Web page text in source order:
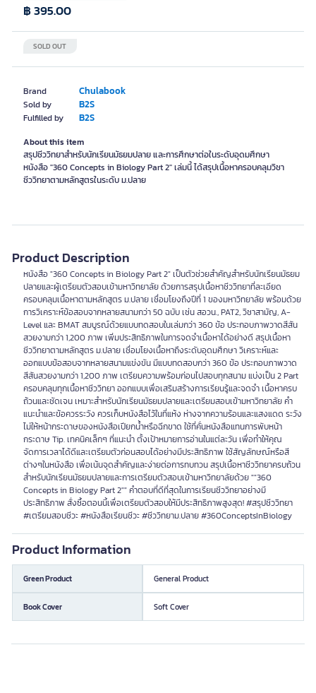
Brand Chulabook
Sold by B2S
Fulfilled by B2S
SOLD OUT
฿ 395.00
About this item
สรุปชีววิทยาสำหรับนักเรียนมัธยมปลาย และการศึกษาต่อในระดับอุดมศึกษา
หนังสือ "360 Concepts in Biology Part 2" เล่มนี้ ได้สรุปเนื้อหาครอบคลุมวิชา
ชีววิทยาตามหลักสูตรในระดับ ม.ปลาย
Product Description
หนังสือ "360 Concepts in Biology Part 2" เป็นตัวช่วยสำคัญสำหรับนักเรียนมัธยม
ปลายและผู้เตรียมตัวสอบเข้ามหาวิทยาลัย ด้วยการสรุปเนื้อหาชีววิทยาที่ละเอียด
ครอบคลุมเนื้อหาตามหลักสูตร ม.ปลาย เชื่อมโยงถึงปีที่ 1 ของมหาวิทยาลัย พร้อมด้วย
การวิเคราะห์ข้อสอบจากหลายสนามกว่า 50 ฉบับ เช่น สอวน., PAT2, วิชาสามัญ, A-
Level และ BMAT สมบูรณ์ด้วยแบบทดสอบในเล่มกว่า 360 ข้อ ประกอบภาพวาดสีสัน
สวยงามกว่า 1,200 ภาพ เพิ่มประสิทธิภาพในการจดจำเนื้อหาได้อย่างดี สรุปเนื้อหา
ชีววิทยาตามหลักสูตร ม.ปลาย เชื่อมโยงเนื้อหาถึงระดับอุดมศึกษา วิเคราะห์และ
ออกแบบข้อสอบจากหลายสนามแข่งขัน มีแบบทดสอบกว่า 360 ข้อ ประกอบภาพวาด
สีสันสวยงามกว่า 1,200 ภาพ เตรียมความพร้อมก่อนไปสอบทุกสนาม แบ่งเป็น 2 Part
ครอบคลุมทุกเนื้อหาชีววิทยา ออกแบบเพื่อเสริมสร้างการเรียนรู้และจดจำ เนื้อหาครบ
ถ้วนและชัดเจน เหมาะสำหรับนักเรียนมัธยมปลายและเตรียมสอบเข้ามหาวิทยาลัย คำ
แนะนำและข้อควรระวัง ควรเก็บหนังสือไว้ในที่แห้ง ห่างจากความร้อนและแสงแดด ระวัง
ไม่ให้หน้ากระดาษของหนังสือเปียกน้ำหรือฉีกขาด ใช้ที่คั่นหนังสือแทนการพับหน้า
กระดาษ Tip. เทคนิคเล็กๆ ที่แนะนำ ตั้งเป้าหมายการอ่านในแต่ละวัน เพื่อทำให้คุณ
จัดการเวลาได้ดีและเตรียมตัวก่อนสอบได้อย่างมีประสิทธิภาพ ใช้สัญลักษณ์หรือสี
ต่างๆในหนังสือ เพื่อเน้นจุดสำคัญและง่ายต่อการทบทวน สรุปเนื้อหาชีววิทยาครบถ้วน
สำหรับนักเรียนมัธยมปลายและการเตรียมตัวสอบเข้ามหาวิทยาลัยด้วย ""360
Concepts in Biology Part 2"" คำตอบที่ดีที่สุดในการเรียนชีววิทยาอย่างมี
ประสิทธิภาพ สั่งซื้อตอนนี้เพื่อเตรียมตัวสอบให้มีประสิทธิภาพสูงสุด! #สรุปชีววิทยา
#เตรียมสอบชีวะ #หนังสือเรียนชีวะ #ชีววิทยาม.ปลาย #360ConceptsInBiology
Product Information
Green Product General Product
Book Cover Soft Cover